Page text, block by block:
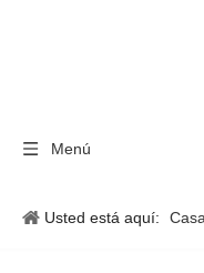
Menú
Usted está aquí: Casa